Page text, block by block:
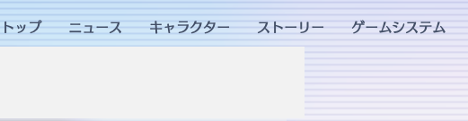
トップ ニュース キャラクター ストーリー ゲームシステム